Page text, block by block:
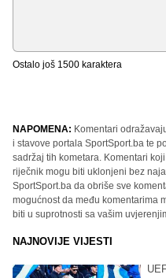
Ostalo još 1500 karaktera
NAPOMENA: Komentari
i stavove portala SportSport.ba te
sadržaj tih kometara. Komentari
riječnik mogu biti uklonjeni bez
SportSport.ba da obriše sve
mogućnost da među komentarima
biti u suprotnosti sa vašim
NAJNOVIJE VIJESTI